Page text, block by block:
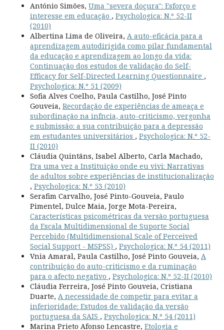
António Simões, Uma "severa doçura": Esforço e
interesse em educação , Psychologica: N.º 52-II
(2010)
Albertina Lima de Oliveira, A auto-eficácia para a
aprendizagem autodirigida como pilar fundamental
da educação e aprendizagem ao longo da vida:
Continuação dos estudos de validação do Self-
Efficacy for Self-Directed Learning Questionnaire ,
Psychologica: N.º 51 (2009)
Sofia Alves Coelho, Paula Castilho, José Pinto
Gouveia, Recordação de experiências de ameaça e
subordinação na infncia, auto-criticismo, vergonha
e submissão: a sua contribuição para a depressão
em estudantes universitários , Psychologica: N.º 52-
II (2010)
Cláudia Quintãns, Isabel Alberto, Carla Machado,
Era uma vez a Instituição onde eu vivi: Narrativas
de adultos sobre experiências de institucionalização
, Psychologica: N.º 53 (2010)
Serafim Carvalho, José Pinto-Gouveia, Paulo
Pimentel, Dulce Maia, Jorge Mota-Pereira,
Características psicométricas da versão portuguesa
da Escala Multidimensional de Suporte Social
Percebido (Multidimensional Scale of Perceived
Social Support - MSPSS) , Psychologica: N.º 54 (2011)
Vnia Amaral, Paula Castilho, José Pinto Gouveia, A
contribuição do auto-criticismo e da ruminação
para o afecto negativo , Psychologica: N.º 52-II (2010)
Cláudia Ferreira, José Pinto Gouveia, Cristiana
Duarte, A necessidade de competir para evitar a
inferioridade: Estudos de validação da versão
portuguesa da SAIS , Psychologica: N.º 54 (2011)
Marina Prieto Afonso Lencastre, Etologia e